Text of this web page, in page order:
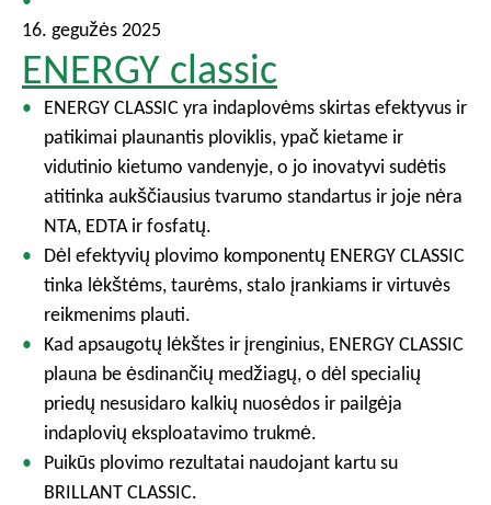
16. gegužės 2025
ENERGY classic
ENERGY CLASSIC yra indaplovėms skirtas efektyvus ir
patikimai plaunantis ploviklis, ypač kietame ir
vidutinio kietumo vandenyje, o jo inovatyvi sudėtis
atitinka aukščiausius tvarumo standartus ir joje nėra
NTA, EDTA ir fosfatų.
Dėl efektyvių plovimo komponentų ENERGY CLASSIC
tinka lėkštėms, taurėms, stalo įrankiams ir virtuvės
reikmenims plauti.
Kad apsaugotų lėkštes ir įrenginius, ENERGY CLASSIC
plauna be ėsdinančių medžiagų, o dėl specialių
priedų nesusidaro kalkių nuosėdos ir pailgėja
indaplovių eksploatavimo trukmė.
Puikūs plovimo rezultatai naudojant kartu su
BRILLANT CLASSIC.